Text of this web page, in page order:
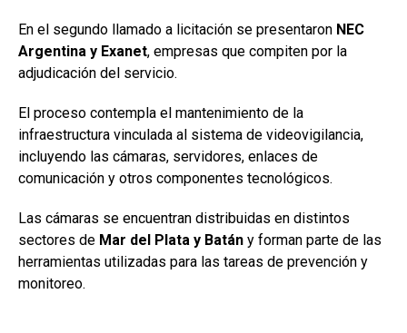
En el segundo llamado a licitación se presentaron NEC
Argentina y Exanet, empresas que compiten por la
adjudicación del servicio.
El proceso contempla el mantenimiento de la
infraestructura vinculada al sistema de videovigilancia,
incluyendo las cámaras, servidores, enlaces de
comunicación y otros componentes tecnológicos.
Las cámaras se encuentran distribuidas en distintos
sectores de Mar del Plata y Batán y forman parte de las
herramientas utilizadas para las tareas de prevención y
monitoreo.